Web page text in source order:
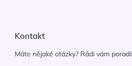
Kontakt
Máte nějaké otázky? Rádi vám